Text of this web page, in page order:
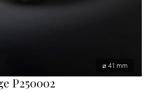
⌀ 41 mm
P250002